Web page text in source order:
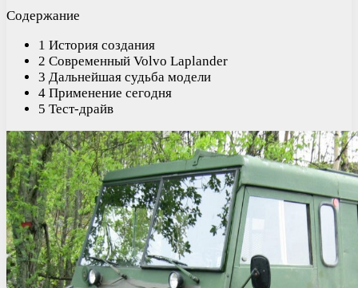
Содержание
1 История создания
2 Современный Volvo Laplander
3 Дальнейшая судьба модели
4 Применение сегодня
5 Тест-драйв